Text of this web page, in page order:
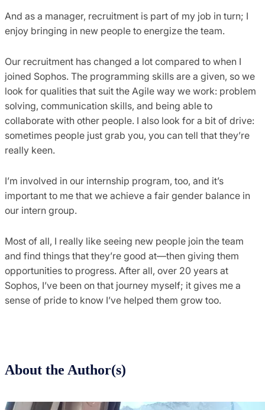
And as a manager, recruitment is part of my job in turn; I
enjoy bringing in new people to energize the team.
Our recruitment has changed a lot compared to when I
joined Sophos. The programming skills are a given, so we
look for qualities that suit the Agile way we work: problem
solving, communication skills, and being able to
collaborate with other people. I also look for a bit of drive:
sometimes people just grab you, you can tell that they’re
really keen.
I’m involved in our internship program, too, and it’s
important to me that we achieve a fair gender balance in
our intern group.
Most of all, I really like seeing new people join the team
and find things that they’re good at—then giving them
opportunities to progress. After all, over 20 years at
Sophos, I’ve been on that journey myself; it gives me a
sense of pride to know I’ve helped them grow too.
About the Author(s)